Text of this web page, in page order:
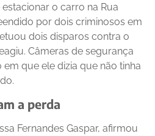
o carro na Rua
por dois criminosos em
dois disparos contra o
Câmeras de segurança
que ele dizia que não tinha
a perda
Fernandes Gaspar, afirmou